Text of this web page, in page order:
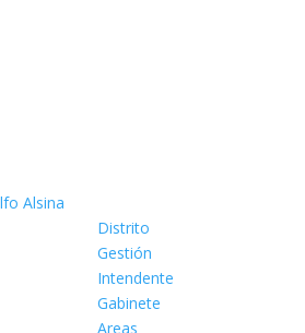
Distrito
Gestión
Intendente
Gabinete
Areas